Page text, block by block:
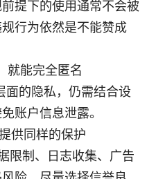
提下的使用通常不会被
行为依然是不能赞成
就能完全匿名
面的隐私，仍需结合设
账户信息泄露。
供同样的保护
限制、日志收集、广告